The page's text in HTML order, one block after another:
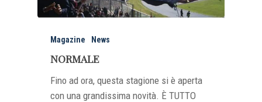
Magazine News
NORMALE
Fino ad ora, questa stagione si è aperta
con una grandissima novità. È TUTTO